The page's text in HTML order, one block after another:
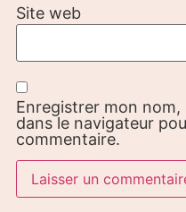
Site web
Enregistrer mon
dans le navigateur
commentaire.